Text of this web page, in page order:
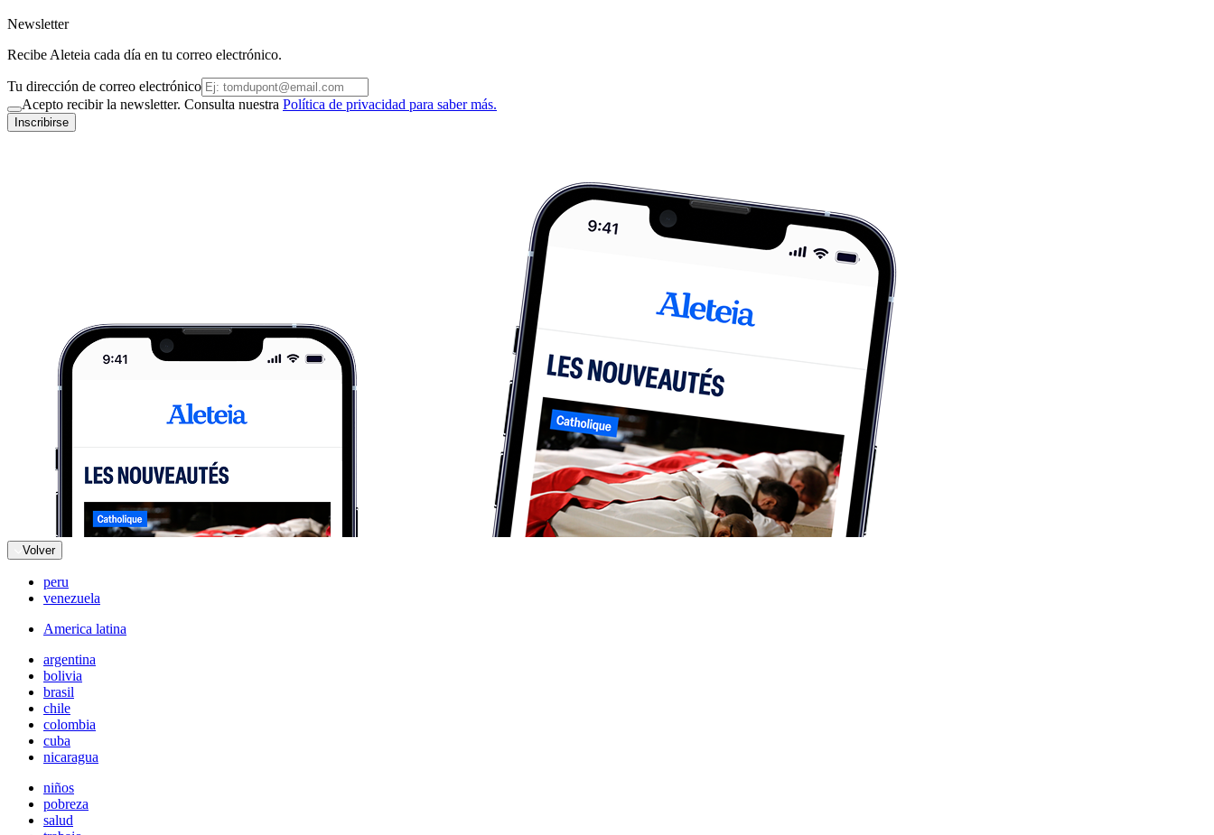
Newsletter
Recibe Aleteia cada día en tu correo electrónico.
Tu dirección de correo electrónico
Acepto recibir la newsletter. Consulta nuestra Política de privacidad para saber más.
Inscribirse
Volver
peru
venezuela
America latina
argentina
bolivia
brasil
chile
colombia
cuba
nicaragua
niños
pobreza
salud